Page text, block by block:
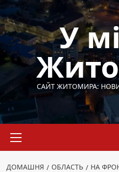
Перейти
до
вмісту
У
САЙТ ЖИТОМИРА:
меню
ДОМАШНЯ ОБЛАСТЬ
НА